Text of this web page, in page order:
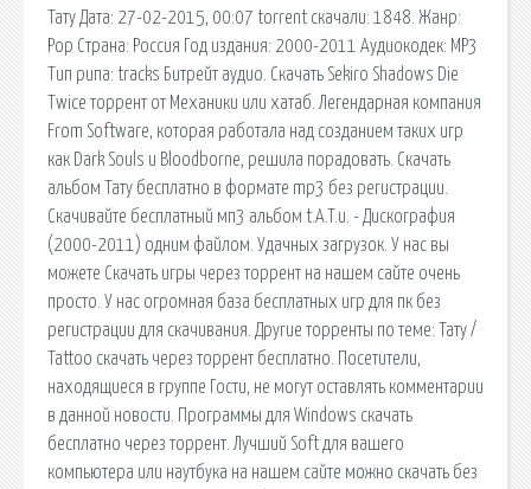
Тату Дата: 27-02-2015, 00:07 torrent скачали: 1848. Жанр:
Pop Страна: Россия Год издания: 2000-2011 Аудиокодек: MP3
Тип рипа: tracks Битрейт аудио. Скачать Sekiro Shadows Die
Twice торрент от Механики или хатаб. Легендарная компания
From Software, которая работала над созданием таких игр
как Dark Souls и Bloodborne, решила порадовать. Скачать
альбом Тату бесплатно в формате mp3 без регистрации.
Скачивайте бесплатный мп3 альбом t.A.T.u. - Дискография
(2000-2011) одним файлом. Удачных загрузок. У нас вы
можете Скачать игры через торрент на нашем сайте очень
просто. У нас огромная база бесплатных игр для пк без
регистрации для скачивания. Другие торренты по теме: Тату /
Tattoo скачать через торрент бесплатно. Посетители,
находящиеся в группе Гости, не могут оставлять комментарии
в данной новости. Программы для Windows скачать
бесплатно через торрент. Лучший Soft для вашего
компьютера или наутбука на нашем сайте можно скачать без